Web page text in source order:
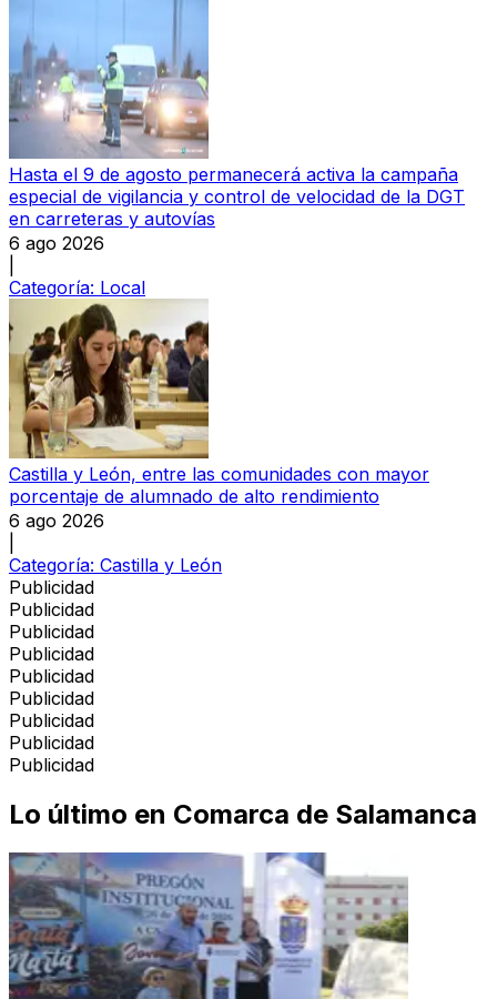
Hasta el 9 de agosto permanecerá activa la campaña
especial de vigilancia y control de velocidad de la DGT
en carreteras y autovías
6 ago 2026
Categoría: Local
Castilla y León, entre las comunidades con mayor
porcentaje de alumnado de alto rendimiento
6 ago 2026
Categoría: Castilla y León
Publicidad
Publicidad
Publicidad
Publicidad
Publicidad
Publicidad
Publicidad
Publicidad
Publicidad
Lo último en Comarca de Salamanca